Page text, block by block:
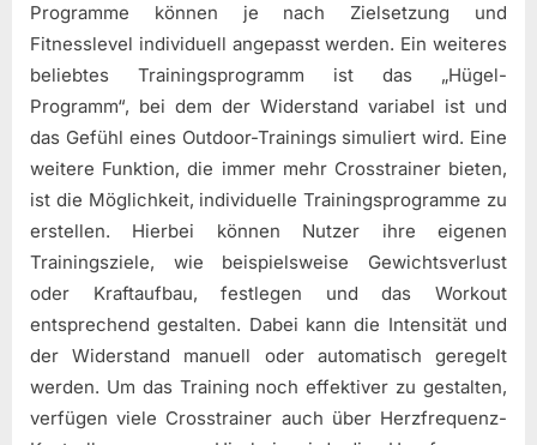
Programme können je nach Zielsetzung und
Fitnesslevel individuell angepasst werden. Ein weiteres
beliebtes Trainingsprogramm ist das „Hügel-
Programm“, bei dem der Widerstand variabel ist und
das Gefühl eines Outdoor-Trainings simuliert wird. Eine
weitere Funktion, die immer mehr Crosstrainer bieten,
ist die Möglichkeit, individuelle Trainingsprogramme zu
erstellen. Hierbei können Nutzer ihre eigenen
Trainingsziele, wie beispielsweise Gewichtsverlust
oder Kraftaufbau, festlegen und das Workout
entsprechend gestalten. Dabei kann die Intensität und
der Widerstand manuell oder automatisch geregelt
werden. Um das Training noch effektiver zu gestalten,
verfügen viele Crosstrainer auch über Herzfrequenz-